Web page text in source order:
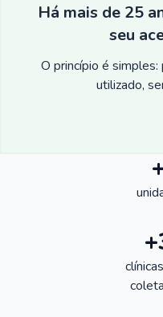
Há mais de 25
seu
O princípio é
utilizado,